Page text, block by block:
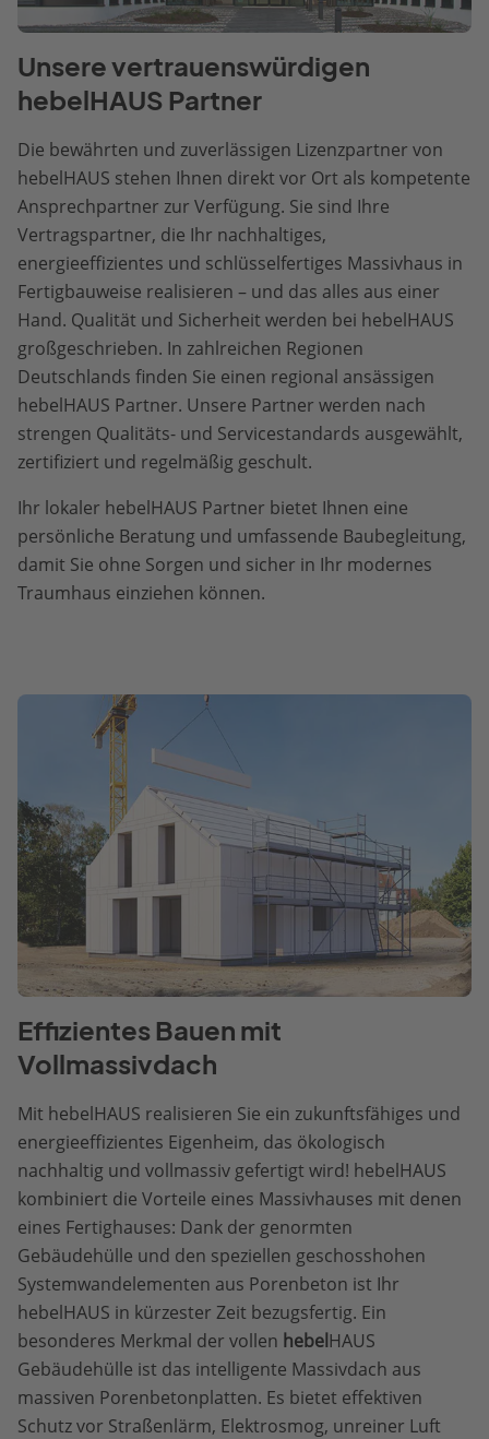
Unsere vertrauenswürdigen
hebelHAUS Partner
Die bewährten und zuverlässigen Lizenzpartner von
hebelHAUS stehen Ihnen direkt vor Ort als kompetente
Ansprechpartner zur Verfügung. Sie sind Ihre
Vertragspartner, die Ihr nachhaltiges,
energieeffizientes und schlüsselfertiges Massivhaus in
Fertigbauweise realisieren – und das alles aus einer
Hand. Qualität und Sicherheit werden bei hebelHAUS
großgeschrieben. In zahlreichen Regionen
Deutschlands finden Sie einen regional ansässigen
hebelHAUS Partner. Unsere Partner werden nach
strengen Qualitäts- und Servicestandards ausgewählt,
zertifiziert und regelmäßig geschult.
Ihr lokaler hebelHAUS Partner bietet Ihnen eine
persönliche Beratung und umfassende Baubegleitung,
damit Sie ohne Sorgen und sicher in Ihr modernes
Traumhaus einziehen können.
Effizientes Bauen mit
Vollmassivdach
Mit hebelHAUS realisieren Sie ein zukunftsfähiges und
energieeffizientes Eigenheim, das ökologisch
nachhaltig und vollmassiv gefertigt wird! hebelHAUS
kombiniert die Vorteile eines Massivhauses mit denen
eines Fertighauses: Dank der genormten
Gebäudehülle und den speziellen geschosshohen
Systemwandelementen aus Porenbeton ist Ihr
hebelHAUS in kürzester Zeit bezugsfertig. Ein
besonderes Merkmal der vollen hebelHAUS
Gebäudehülle ist das intelligente Massivdach aus
massiven Porenbetonplatten. Es bietet effektiven
Schutz vor Straßenlärm, Elektrosmog, unreiner Luft